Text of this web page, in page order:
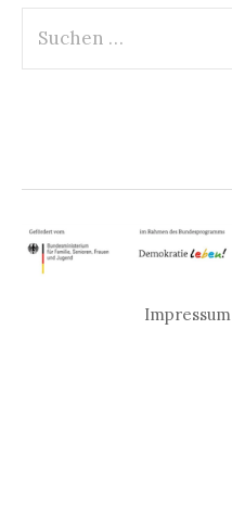
Suchen
nach:
Impressum